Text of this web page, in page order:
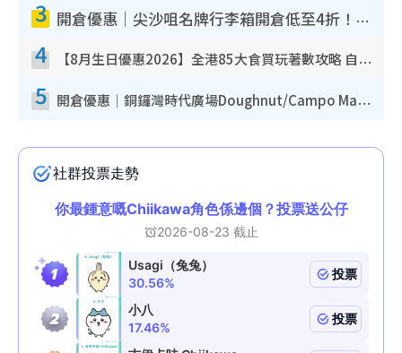
3 開倉優惠｜尖沙咀名牌行李箱開倉低至4折！一連5日 American Tourister/ace./Hallmark $200起！
4 【8月生日優惠2026】全港85大食買玩著數攻略 自助餐/火鍋放題同行免費＋誠品/DONKI送現金券
5 開倉優惠｜銅鑼灣時代廣場Doughnut/Campo Marzio開倉低至1折！背囊、書包、手袋劈價$200起